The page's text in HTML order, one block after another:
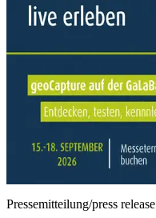
Pressemitteilung/press release